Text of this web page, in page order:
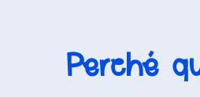
Perché